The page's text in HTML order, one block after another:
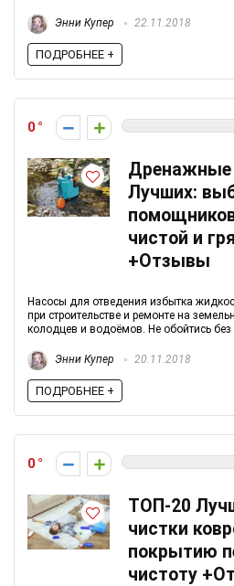
Энни Купер 22.11.2018
ПОДРОБНЕЕ +
0
Дренажные
Лучших:
чистой и
+Отзывы
Насосы для отведения избытка
при строительстве и ремонте на
колодцев и водоёмов. Не обойтись без
Энни Купер 20.11.2018
ПОДРОБНЕЕ +
0
ТОП-20
чистки
покрытию
чистоту